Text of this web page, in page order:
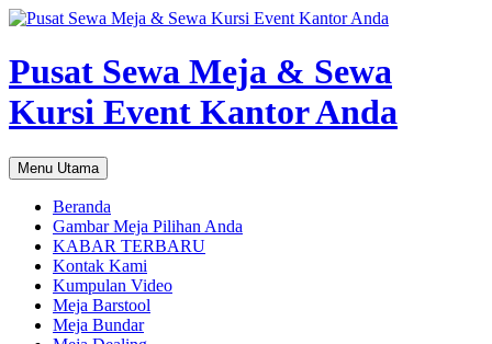
Pusat Sewa Meja & Sewa
Kursi Event Kantor Anda
Cari
Menu Utama Langsung
ke
isi
Beranda
Gambar Meja Pilihan Anda
KABAR TERBARU
Kontak Kami
Kumpulan Video
Meja Barstool
Meja Bundar